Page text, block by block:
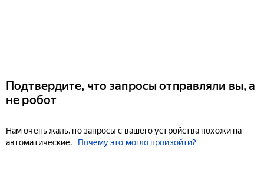
Подтвердите, что запросы отправляли вы, а
не робот
Нам очень жаль, но запросы с вашего устройства похожи на
автоматические.
Почему это могло произойти?